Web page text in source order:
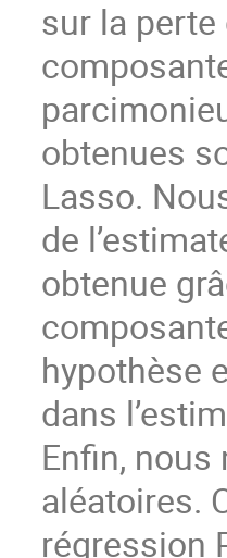
sur la perte
obtenues
Lasso.
de
obtenue
hypothèse
dans
Enfin,
aléatoires.
régression